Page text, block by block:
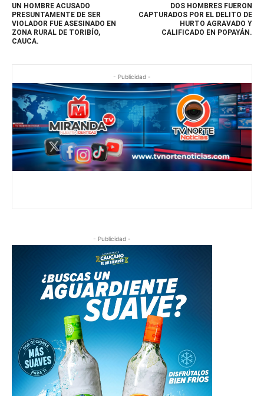
UN HOMBRE ACUSADO
PRESUNTAMENTE DE SER
VIOLADOR FUE ASESINADO EN
ZONA RURAL DE TORIBÍO,
CAUCA.
DOS HOMBRES FUERON
CAPTURADOS POR EL DELITO DE
HURTO AGRAVADO Y
CALIFICADO EN POPAYÁN.
- Publicidad -
- Publicidad -